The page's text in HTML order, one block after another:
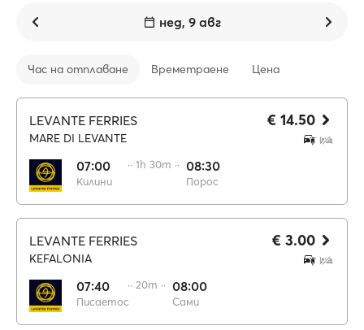
нед, 9 авг
Час на отплаване Времетраене Цена
LEVANTE FERRIES
MARE DI LEVANTE
07:00
Килини
·· 1h 30m ·· 08:30
Порос
€ 14.50
LEVANTE FERRIES
KEFALONIA
07:40
Писаетос
·· 20m ·· 08:00
Сами
€ 3.00